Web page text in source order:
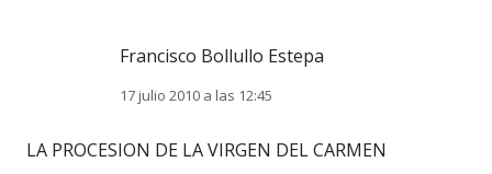
Francisco Bollullo Estepa
17 julio 2010 a las 12:45
LA PROCESION DE LA VIRGEN DEL CARMEN